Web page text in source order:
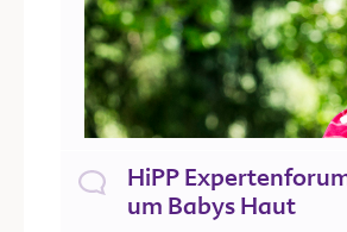
HiPP
um Babys Haut